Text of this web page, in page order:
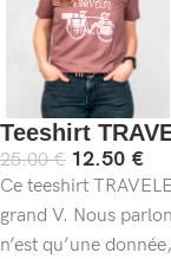
Teeshirt
25.00€ 12.50 €
Ce teeshirt
grand V. Nous
n’est qu’une